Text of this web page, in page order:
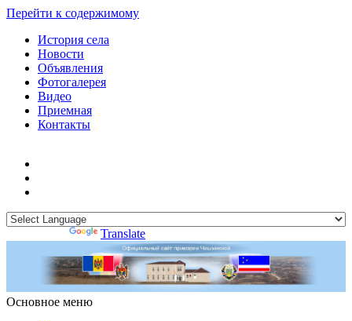
Перейти к содержимому
История села
Новости
Объявления
Фотогалерея
Видео
Приемная
Контакты
Translate
Основное меню